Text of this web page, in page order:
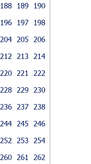
188 189
190
196 197
198
204 205
206
212 213
214
220 221
222
228 229
230
236 237
238
244 245
246
252 253
254
260 261
262